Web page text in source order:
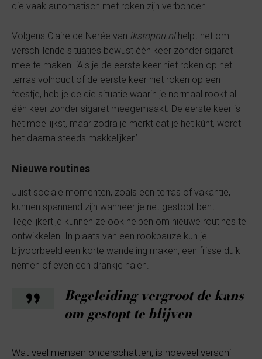
die vaak automatisch met roken zijn verbonden.
Volgens Claire de Nerée van ikstopnu.nlhelpt het om
verschillende situaties bewust één keer zonder sigaret
mee te maken. ‘Als je de eerste keer niet roken op het
terras volhoudt of de eerste keer niet roken op een
feestje, heb je de die situatie waarin je normaal rookt al
één keer zonder sigaret meegemaakt. De eerste keer is
het moeilijkst, maar zodra je merkt dat je het kúnt, wordt
het daarna steeds makkelijker.’
Nieuwe routines
Juist sociale momenten, zoals een terras of vakantie,
kunnen spannend zijn wanneer je net gestopt bent.
Tegelijkertijd kunnen ze ook helpen om nieuwe routines te
ontwikkelen. In plaats van een rookpauze kun je
bijvoorbeeld een korte wandeling maken, een frisse duik
nemen of even een drankje halen.
Begeleiding vergroot de kans
om gestopt te blijven
Wat veel mensen onderschatten, is hoeveel verschil